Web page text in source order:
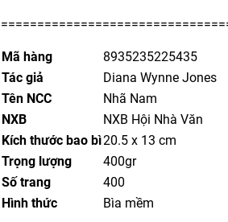
Mã hàng
8935235225435
Tác giả
Diana Wynne Jones
Tên NCC
Nhã Nam
NXB
NXB Hội Nhà Văn
Kích thước bao bì20.5 x 13 cm
Trọng lượng
400gr
Số trang
400
Hình thức
Bìa mềm